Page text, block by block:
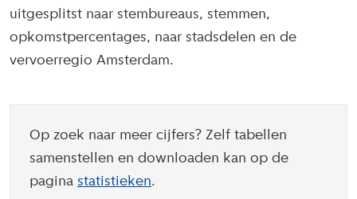
uitgesplitst naar stembureaus, stemmen,
opkomstpercentages, naar stadsdelen en de
vervoerregio Amsterdam.
Op zoek naar meer cijfers? Zelf tabellen
samenstellen en downloaden kan op de
pagina statistieken.